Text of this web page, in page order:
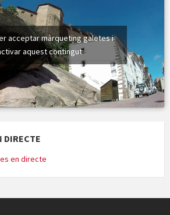
acceptar màrqueting galetes i
aquest contingut
DIRECTE
en directe